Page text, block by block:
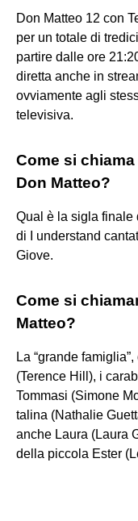
Don Matteo 12 con
per un totale di
partire dalle ore
diretta anche in
ovviamente agli
televisiva.
Come si
Don Matteo?
Qual è la sigla finale
di I understand
Giove.
Come si
Matteo?
La “grande
(Terence Hill), i
Tommasi (Simone
talina (Nathalie
anche Laura (Laura
della piccola Ester